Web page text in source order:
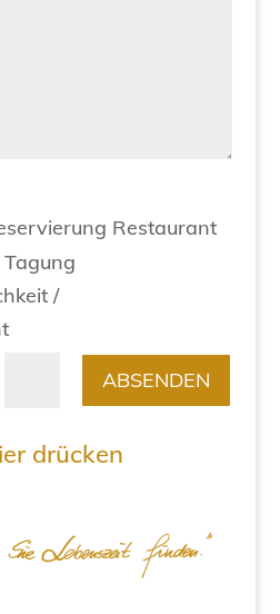
Restaurant
/
ABSENDEN
drücken